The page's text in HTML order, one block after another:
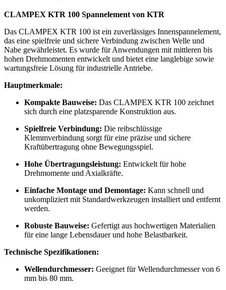
CLAMPEX KTR 100 Spannelement von KTR
Das CLAMPEX KTR 100 ist ein zuverlässiges Innenspannelement,
das eine spielfreie und sichere Verbindung zwischen Welle und
Nabe gewährleistet. Es wurde für Anwendungen mit mittleren bis
hohen Drehmomenten entwickelt und bietet eine langlebige sowie
wartungsfreie Lösung für industrielle Antriebe.
Hauptmerkmale:
Kompakte Bauweise: Das CLAMPEX KTR 100 zeichnet
sich durch eine platzsparende Konstruktion aus.
Spielfreie Verbindung: Die reibschlüssige
Klemmverbindung sorgt für eine präzise und sichere
Kraftübertragung ohne Bewegungsspiel.
Hohe Übertragungsleistung: Entwickelt für hohe
Drehmomente und Axialkräfte.
Einfache Montage und Demontage: Kann schnell und
unkompliziert mit Standardwerkzeugen installiert und entfernt
werden.
Robuste Bauweise: Gefertigt aus hochwertigen Materialien
für eine lange Lebensdauer und hohe Belastbarkeit.
Technische Spezifikationen:
Wellendurchmesser: Geeignet für Wellendurchmesser von 6
mm bis 80 mm.